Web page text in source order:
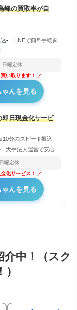
峰の買取率が自
込
LINEで簡単手続き
日曜定休
い取ります！
んを見る
即日現金化サービ
10分のスピード振込
大手法人運営で安心
日曜定休
化サービス！
ゃんを見る
中！（スク